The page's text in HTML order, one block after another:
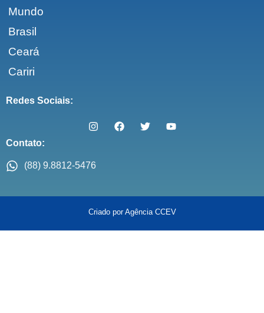
Mundo
Brasil
Ceará
Cariri
Redes Sociais:
Contato:
(88) 9.8812-5476
Criado por Agência CCEV